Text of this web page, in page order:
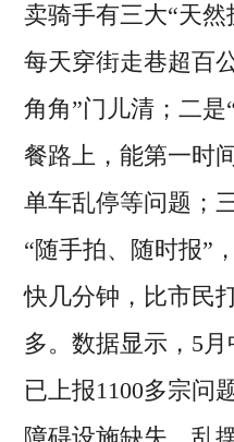
卖骑手有三大“天然
每天穿街走巷超百
角角”门儿清；二是
餐路上，能第一时
单车乱停等问题；
“随手拍、随时报”
快几分钟，比市民
多。数据显示，5
已上报1100多宗问